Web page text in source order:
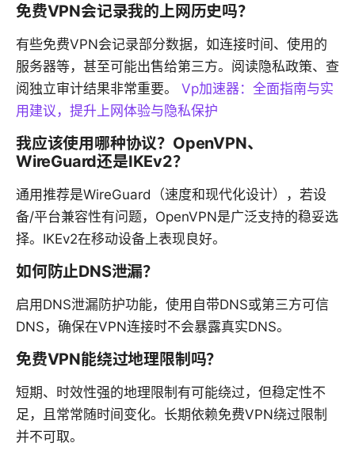
免费VPN会记录我的上网历史吗？
有些免费VPN会记录部分数据，如连接时间、使用的
服务器等，甚至可能出售给第三方。阅读隐私政策、查
阅独立审计结果非常重要。 Vp加速器：全面指南与实
用建议，提升上网体验与隐私保护
我应该使用哪种协议？OpenVPN、
WireGuard还是IKEv2？
通用推荐是WireGuard（速度和现代化设计），若设
备/平台兼容性有问题，OpenVPN是广泛支持的稳妥选
择。IKEv2在移动设备上表现良好。
如何防止DNS泄漏？
启用DNS泄漏防护功能，使用自带DNS或第三方可信
DNS，确保在VPN连接时不会暴露真实DNS。
免费VPN能绕过地理限制吗？
短期、时效性强的地理限制有可能绕过，但稳定性不
足，且常常随时间变化。长期依赖免费VPN绕过限制
并不可取。